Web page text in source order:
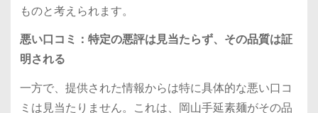
ものと考えられます。
悪い口コミ：特定の悪評は見当たらず、その品質は証
明される
一方で、提供された情報からは特に具体的な悪い口コ
ミは見当たりません。これは、岡山手延素麺がその品